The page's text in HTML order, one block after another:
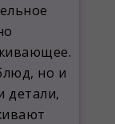
но и
детали,